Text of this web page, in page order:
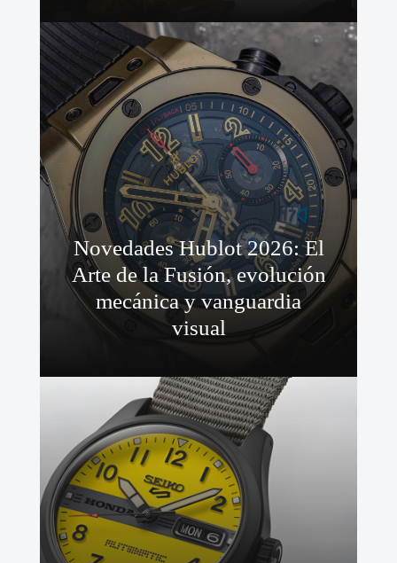
Novedades Hublot 2026: El
Arte de la Fusión, evolución
mecánica y vanguardia
visual